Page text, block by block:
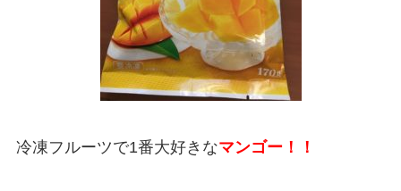
冷凍フルーツで1番大好きなマンゴー！！